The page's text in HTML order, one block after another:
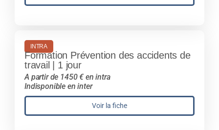
INTRA
Formation Prévention des accidents de
travail | 1 jour
A partir de 1450 € en intra
Indisponible en inter
Voir la fiche